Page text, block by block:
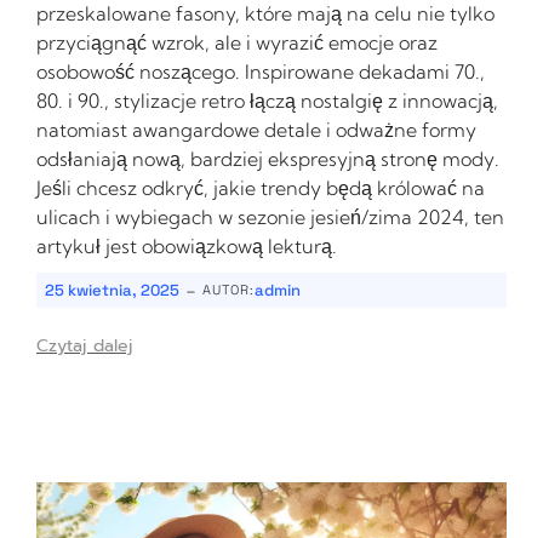
przeskalowane fasony, które mają na celu nie tylko
przyciągnąć wzrok, ale i wyrazić emocje oraz
osobowość noszącego. Inspirowane dekadami 70.,
80. i 90., stylizacje retro łączą nostalgię z innowacją,
natomiast awangardowe detale i odważne formy
odsłaniają nową, bardziej ekspresyjną stronę mody.
Jeśli chcesz odkryć, jakie trendy będą królować na
ulicach i wybiegach w sezonie jesień/zima 2024, ten
artykuł jest obowiązkową lekturą.
25 kwietnia, 2025 - AUTOR:admin
Czytaj dalej